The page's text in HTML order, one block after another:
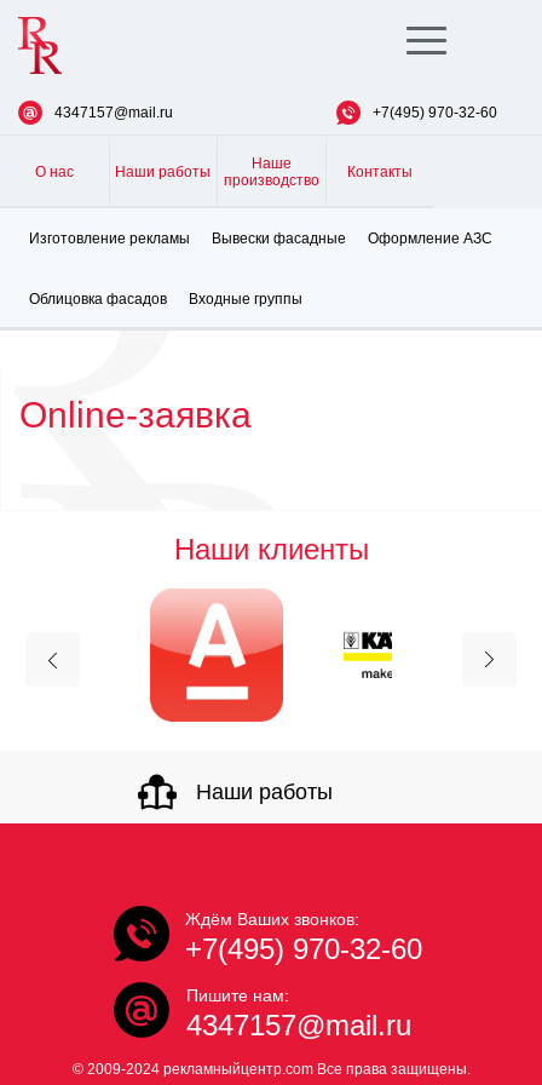
Toggle
navigation
4347157@mail.ru +7(495) 970-32-60
О нас Наши работы
Наше
производство
Контакты
Изготовление рекламы Вывески фасадные Оформление АЗС
Облицовка фасадов Входные группы
Online-заявка
Наши клиенты
Наши работы
Ждём Ваших звонков:
+7(495) 970-32-60
Пишите нам:
4347157@mail.ru
© 2009-2024 рекламныйцентр.com Все права защищены.